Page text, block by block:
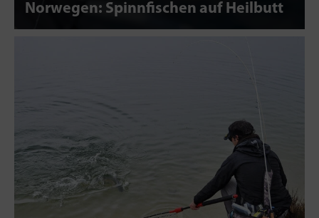
Norwegen: Spinnfischen auf Heilbutt